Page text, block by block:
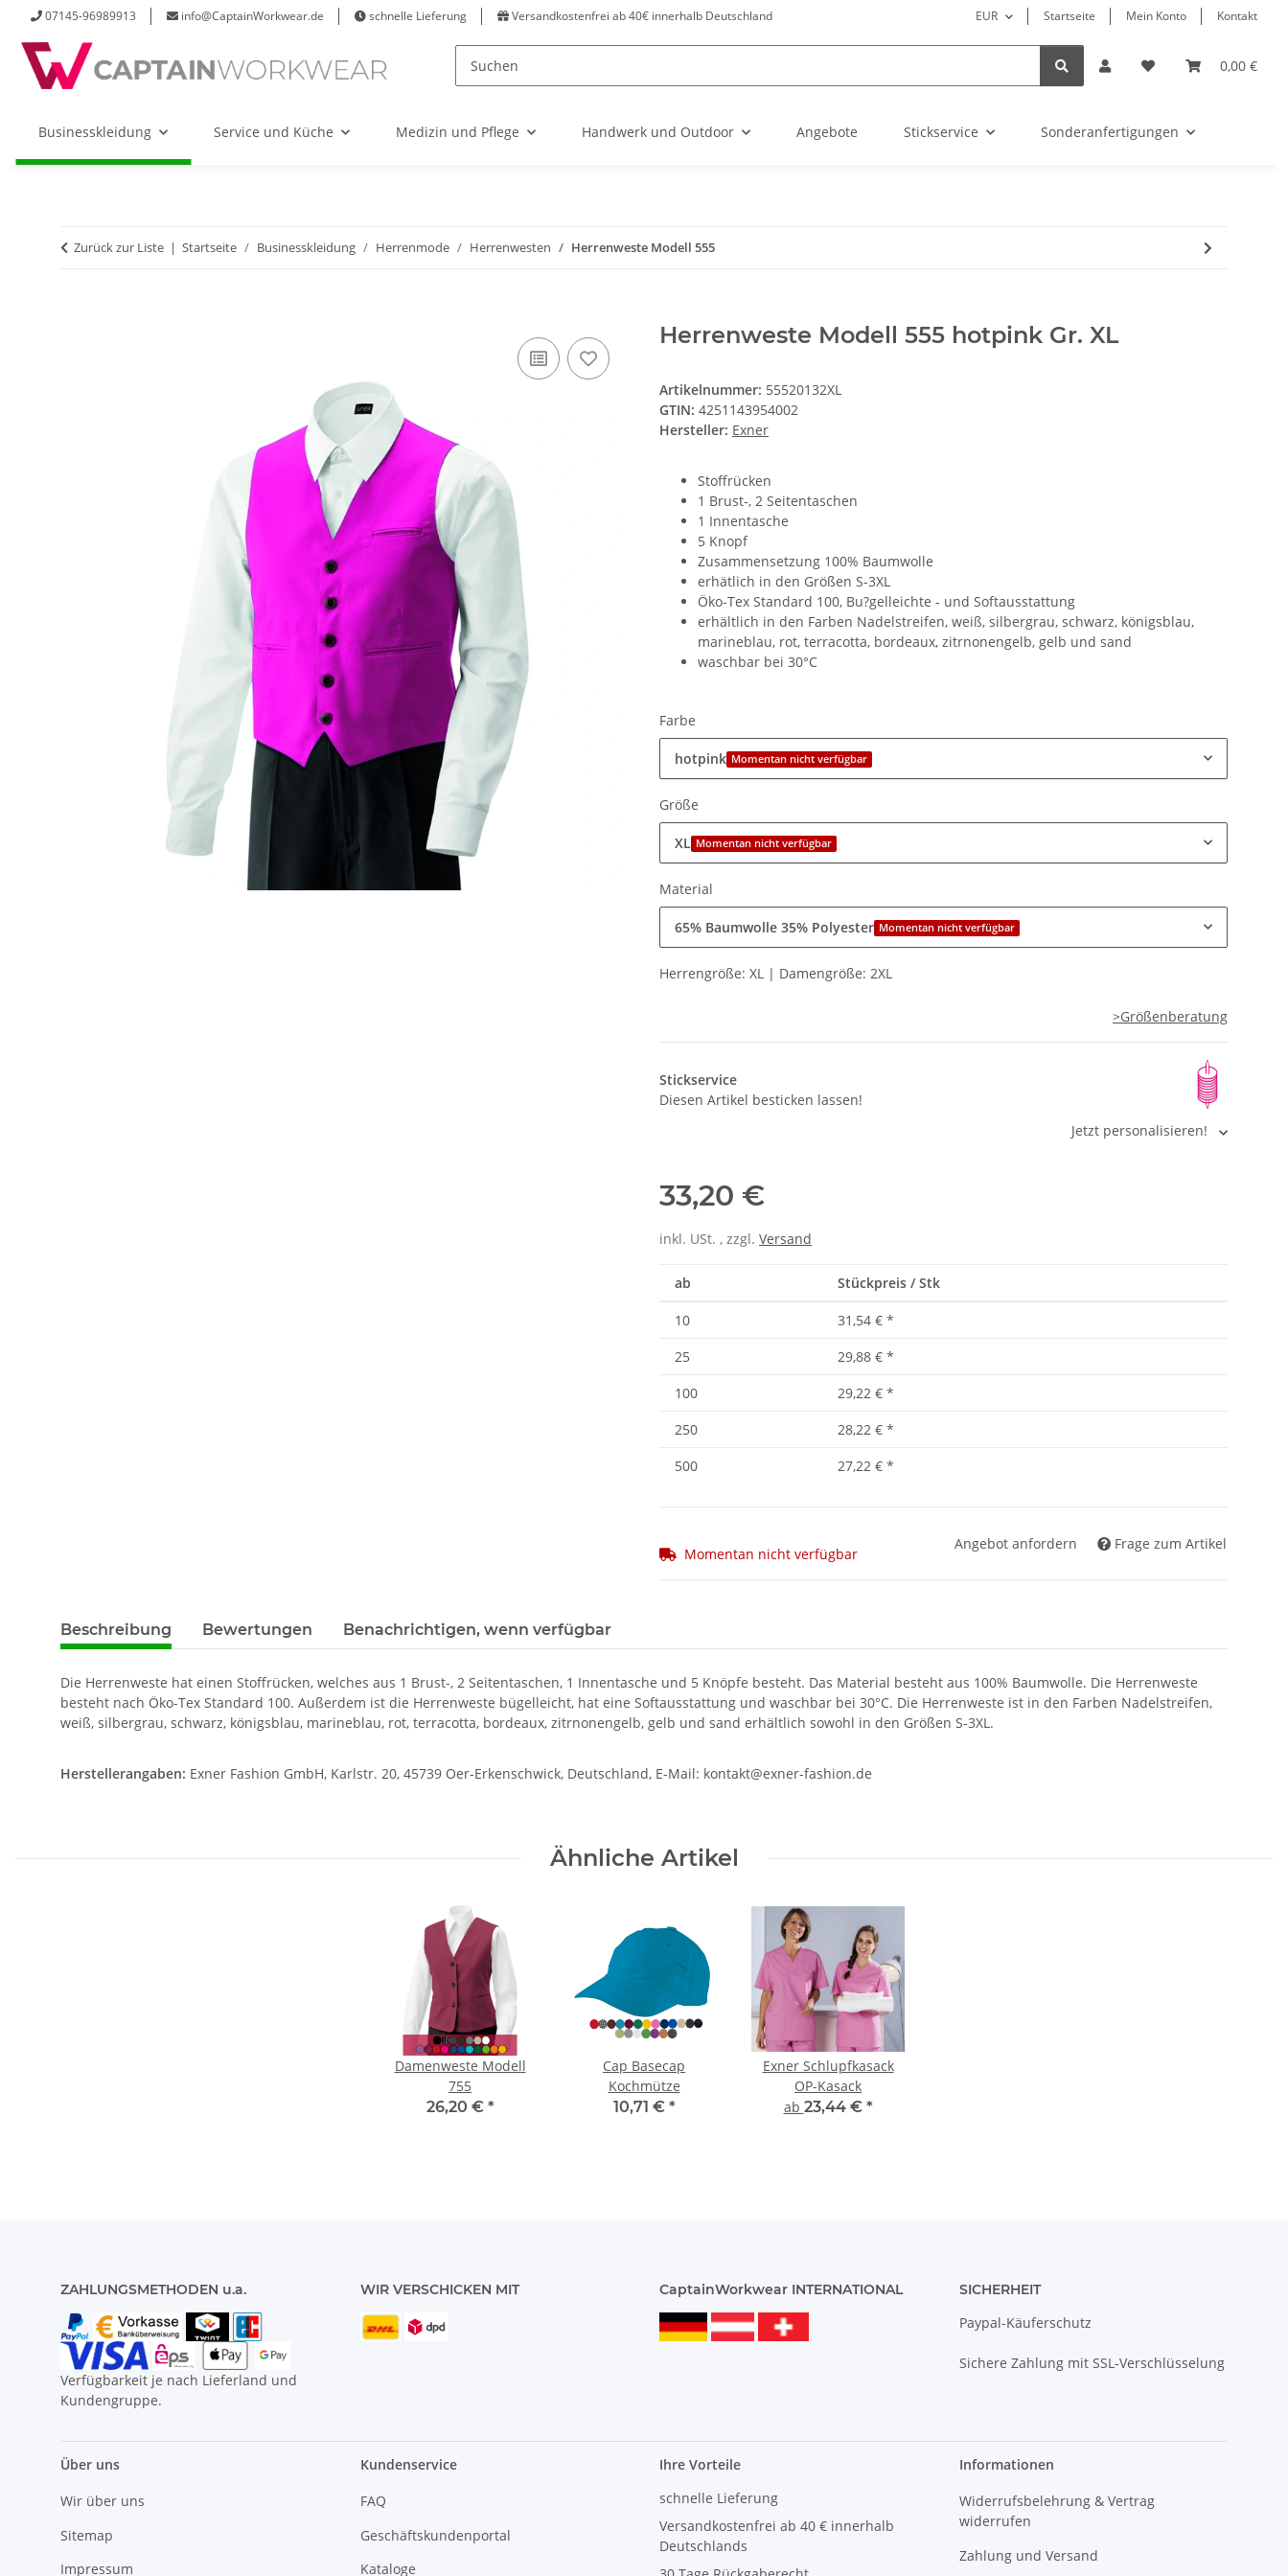
EUR Startseite Mein Konto Kontakt
07145-96989913 info@CaptainWorkwear.de schnelle Lieferung Versandkostenfrei ab 40€ innerhalb Deutschland
0,00 €
Businesskleidung Service und Küche Medizin und Pflege Handwerk und Outdoor Angebote Stickservice Sonderanfertigungen
Zurück zur Liste Startseite Businesskleidung Herrenmode Herrenwesten Herrenweste Modell 555
Herrenweste Modell 555 hotpink Gr. XL
Artikelnummer: 55520132XL
GTIN: 4251143954002
Hersteller: Exner
Stoffrücken
1 Brust-, 2 Seitentaschen
1 Innentasche
5 Knopf
Zusammensetzung 100% Baumwolle
erhätlich in den Größen S-3XL
Öko-Tex Standard 100, Bu?gelleichte - und Softausstattung
erhältlich in den Farben Nadelstreifen, weiß, silbergrau, schwarz, königsblau,
marineblau, rot, terracotta, bordeaux, zitrnonengelb, gelb und sand
waschbar bei 30°C
Farbe
hotpink Momentan nicht verfügbar
Größe
XL Momentan nicht verfügbar
Material
65% Baumwolle 35% Polyester Momentan nicht verfügbar
Herrengröße: XL | Damengröße: 2XL
>Größenberatung
Stickservice
Diesen Artikel besticken lassen!
Jetzt personalisieren!
33,20 €
inkl. USt. , zzgl. Versand
ab Stückpreis / Stk
10 31,54 € *
25
29,88 € *
100
29,22 € *
250
28,22 € *
500
27,22 € *
Momentan nicht verfügbar
Angebot anfordern Frage zum Artikel
Beschreibung Bewertungen Benachrichtigen, wenn verfügbar
Die Herrenweste hat einen Stoffrücken, welches aus 1 Brust-, 2 Seitentaschen, 1 Innentasche und 5 Knöpfe besteht. Das Material besteht aus 100% Baumwolle. Die Herrenweste
besteht nach Öko-Tex Standard 100. Außerdem ist die Herrenweste bügelleicht, hat eine Softausstattung und waschbar bei 30°C. Die Herrenweste ist in den Farben Nadelstreifen,
weiß, silbergrau, schwarz, königsblau, marineblau, rot, terracotta, bordeaux, zitrnonengelb, gelb und sand erhältlich sowohl in den Größen S-3XL.
Herstellerangaben: Exner Fashion GmbH, Karlstr. 20, 45739 Oer-Erkenschwick, Deutschland, E-Mail: kontakt@exner-fashion.de
Ähnliche Artikel
Damenweste Modell
755
26,20 € *
Cap Basecap
Kochmütze
10,71 € *
Exner Schlupfkasack
OP-Kasack
ab 23,44 € *
ZAHLUNGSMETHODEN u.a.
Verfügbarkeit je nach Lieferland und
Kundengruppe.
WIR VERSCHICKEN MIT CaptainWorkwear INTERNATIONAL SICHERHEIT
Paypal-Käuferschutz
Sichere Zahlung mit SSL-Verschlüsselung
Über uns
Wir über uns
Sitemap
Impressum
Kundenservice
FAQ
Geschäftskundenportal
Kataloge
Ihre Vorteile
schnelle Lieferung
Versandkostenfrei ab 40 € innerhalb
Deutschlands
Informationen
Widerrufsbelehrung & Vertrag
widerrufen
Zahlung und Versand